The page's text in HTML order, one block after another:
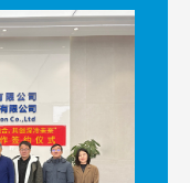
技术难题与前沿
恒温长期专注于
深低温温控领域
步形成了覆盖研
大学制冷与低温
术方向具备扎实
方在技术方向与
作基于实际…